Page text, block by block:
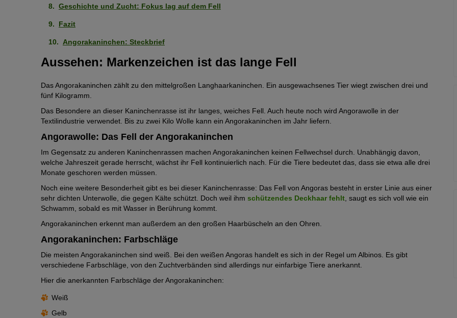
Geschichte und Zucht: Fokus lag auf dem Fell
Fazit
Angorakaninchen: Steckbrief
Aussehen: Markenzeichen ist das lange Fell
Das Angorakaninchen zählt zu den mittelgroßen Langhaarkaninchen. Ein ausgewachsenes Tier wiegt zwischen drei und
fünf Kilogramm.
Das Besondere an dieser Kaninchenrasse ist ihr langes, weiches Fell. Auch heute noch wird Angorawolle in der
Textilindustrie verwendet. Bis zu zwei Kilo Wolle kann ein Angorakaninchen im Jahr liefern.
Angorawolle: Das Fell der Angorakaninchen
Im Gegensatz zu anderen Kaninchenrassen machen Angorakaninchen keinen Fellwechsel durch. Unabhängig davon,
welche Jahreszeit gerade herrscht, wächst ihr Fell kontinuierlich nach. Für die Tiere bedeutet das, dass sie etwa alle drei
Monate geschoren werden müssen.
Noch eine weitere Besonderheit gibt es bei dieser Kaninchenrasse: Das Fell von Angoras besteht in erster Linie aus einer
sehr dichten Unterwolle, die gegen Kälte schützt. Doch weil ihm schützendes Deckhaar fehlt , saugt es sich voll wie ein
Schwamm, sobald es mit Wasser in Berührung kommt.
Angorakaninchen erkennt man außerdem an den großen Haarbüscheln an den Ohren.
Angorakaninchen: Farbschläge
Die meisten Angorakaninchen sind weiß. Bei den weißen Angoras handelt es sich in der Regel um Albinos. Es gibt
verschiedene Farbschläge, von den Zuchtverbänden sind allerdings nur einfarbige Tiere anerkannt.
Hier die anerkannten Farbschläge der Angorakaninchen:
Weiß
Gelb